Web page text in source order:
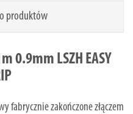
produktów
0.9mm LSZH EASY
fabrycznie zakończone złączem